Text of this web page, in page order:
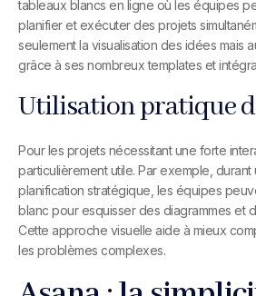
tableaux blancs en ligne où les équipes
planifier et exécuter des projets
seulement la visualisation des idées mais
grâce à ses nombreux templates et
Utilisation pratique
Pour les projets nécessitant une forte
particulièrement utile. Par exemple,
planification stratégique, les équipes
blanc pour esquisser des diagrammes et
Cette approche visuelle aide à mieux
les problèmes complexes.